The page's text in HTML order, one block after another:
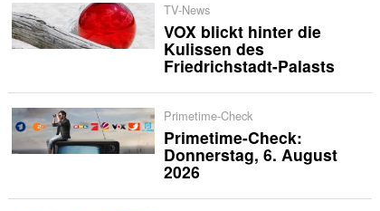
TV-News
VOX blickt hinter die
Kulissen des
Friedrichstadt-Palasts
Primetime-Check
Primetime-Check:
Donnerstag, 6. August
2026